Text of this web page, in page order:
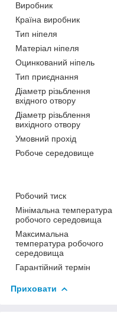
Виробник
Країна виробник
Тип ніпеля
Матеріал ніпеля
Оцинкований ніпель
Тип приєднання
Діаметр різьблення
вхідного отвору
Діаметр різьблення
вихідного отвору
Умовний прохід
Робоче середовище
Робочий тиск
Мінімальна температура
робочого середовища
Максимальна
температура робочого
середовища
Гарантійний термін
Приховати